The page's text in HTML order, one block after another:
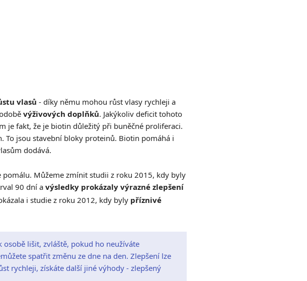
vlasů - díky němu mohou růst vlasy rychleji a
výživových doplňků. Jakýkoliv deficit tohoto
je fakt, že je biotin důležitý při buněčné proliferaci.
jsou stavební bloky proteinů. Biotin pomáhá i
dodává.
Můžeme zmínit studii z roku 2015, kdy byly
90 dní a výsledky prokázaly výrazné zlepšení
i studie z roku 2012, kdy byly příznivé
lišit, zvláště, pokud ho neužíváte
spatřit změnu ze dne na den. Zlepšení lze
rychleji, získáte další jiné výhody - zlepšený